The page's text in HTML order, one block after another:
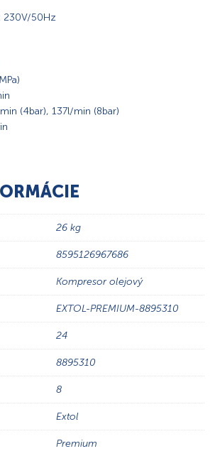
230V/50Hz
(4bar), 137l/min (8bar)
26 kg
8595126967686
Kompresor olejový
EXTOL-PREMIUM-8895310
24
8895310
8
Extol
Premium